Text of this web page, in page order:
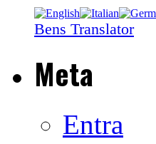
Bens Translator
Meta
Entra